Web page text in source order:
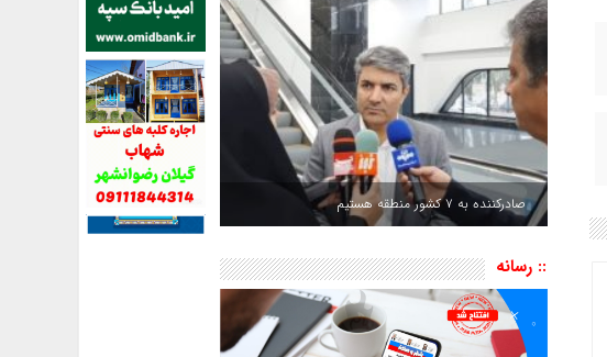
صادرکننده به ۷ کشور منطقه هستیم
:: رسانه